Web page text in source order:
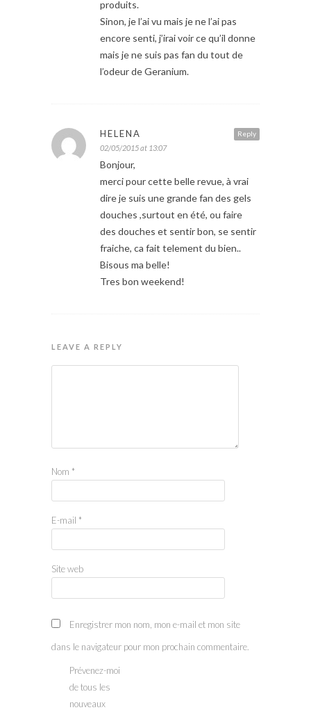
produits.
Sinon, je l’ai vu mais je ne l’ai pas
encore senti, j’irai voir ce qu’il donne
mais je ne suis pas fan du tout de
l’odeur de Geranium.
Reply
HELENA
02/05/2015 at 13:07
Bonjour,
merci pour cette belle revue, à vrai
dire je suis une grande fan des gels
douches ,surtout en été, ou faire
des douches et sentir bon, se sentir
fraiche, ca fait telement du bien..
Bisous ma belle!
Tres bon weekend!
LEAVE A REPLY
Nom *
E-mail *
Site web
Enregistrer mon nom, mon e-mail et mon site
dans le navigateur pour mon prochain commentaire.
Prévenez-moi
de tous les
nouveaux